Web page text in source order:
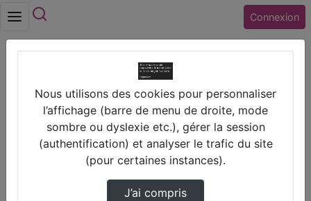
Connexion
Vidéos
Filtres
Types
Autre
Conférence
Nous utilisons des cookies pour personnaliser
l’affichage (barre de menu de droite, mode
sombre ou dyslexie etc.), gérer la session
(authentification) et analyser le trafic du site
(pour certaines instances).
J’ai compris